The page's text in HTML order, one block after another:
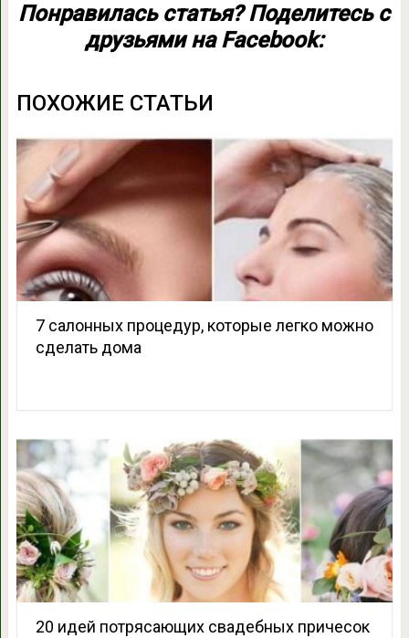
Понравилась статья? Поделитесь с
друзьями на Facebook:
ПОХОЖИЕ СТАТЬИ
7 салонных процедур, которые легко можно
сделать дома
20 идей потрясающих свадебных причесок